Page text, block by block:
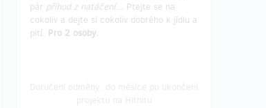
pár příhod z natáčení... Ptejte se na
cokoliv a dejte si cokoliv dobrého k jídlu a
pití. Pro 2 osoby.